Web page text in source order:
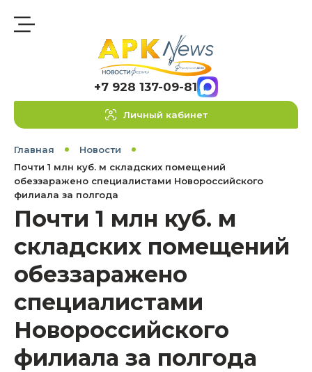
+7 928 137-09-81
Личный кабинет
Главная
Новости
Почти 1 млн куб. м складских помещений
обеззаражено специалистами Новороссийского
филиала за полгода
Почти 1 млн куб. м
складских помещений
обеззаражено
специалистами
Новороссийского
филиала за полгода